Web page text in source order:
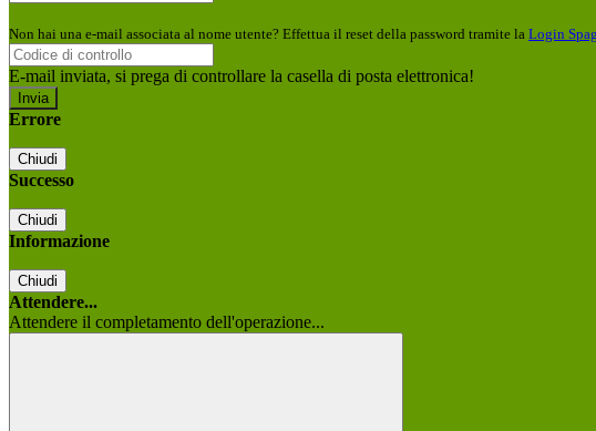
Non hai una e-mail associata al nome utente? Effettua il reset della password tramite la Login
E-mail inviata, si prega di controllare la casella di posta elettronica!
Errore
Chiudi
Successo
Chiudi
Informazione
Chiudi
Attendere...
Attendere il completamento dell'operazione...